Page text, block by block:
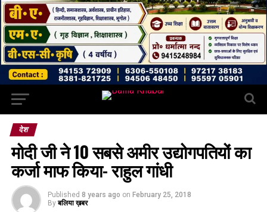
देश
मोदी जी ने 10 सबसे अमीर उद्योगपतियों का
कर्जा माफ किया- राहुल गांधी
Published 8 years ago on February 25, 2018
By बलिया ख़बर